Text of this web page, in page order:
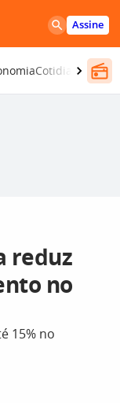
Assine
Cotidiano
reduz
no
15% no